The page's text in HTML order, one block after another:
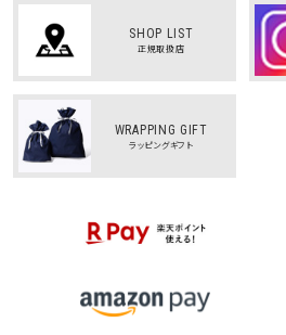
SHOP LIST
正規取扱店
WRAPPING GIFT
ラッピングギフト